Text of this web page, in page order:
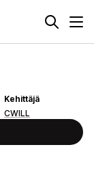
Kehittäjä
CWILL